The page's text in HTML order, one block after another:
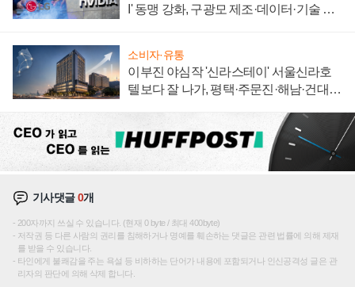
I' 동맹 강화, 구광모 제조·데이터·기술 결
소비자·유통
이부진 야심작 '신라스테이' 서울신라호
텔보다 잘 나가, 평택·주문진·해남·건대로
기사댓글0개
200자까지 쓰실 수 있습니다. (현재 0 byte / 최대 400byte)
저작권 등 다른 사람의 권리를 침해하거나 명예를 훼손하는 댓글은 관련 법률에 의해 제재
를 받을 수 있습니다.
타인에게 불쾌감을 주는 욕설 등 비하하는 단어가 내용에 포함되거나 인신공격성 글은 관
리자의 판단에 의해 삭제 합니다.